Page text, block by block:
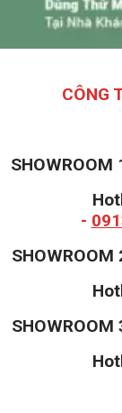
CÔNG
SHOWROOM
-
SHOWROOM
SHOWROOM